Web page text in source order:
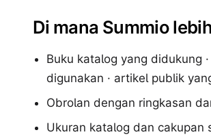
Di mana Summio
Buku katalog yang didukung
digunakan · artikel publik
Obrolan dengan ringkasan
Ukuran katalog dan